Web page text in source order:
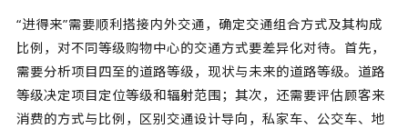
“进得来”需要顺利搭接内外交通，确定交通组合方式及其构成
比例，对不同等级购物中心的交通方式要差异化对待。首先，
需要分析项目四至的道路等级，现状与未来的道路等级。道路
等级决定项目定位等级和辐射范围；其次，还需要评估顾客来
消费的方式与比例，区别交通设计导向，私家车、公交车、地